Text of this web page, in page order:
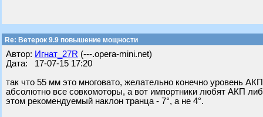
Re: Ветерок 9.9 повышение мощности
Автор: Игнат_27R (---.opera-mini.net)
Дата: 17-07-15 17:20
так что 55 мм это многовато, желательно конечно уровень
абсолютно все совкомоторы, а вот импортники любят АКП
этом рекомендуемый наклон транца - 7°, а не 4°.